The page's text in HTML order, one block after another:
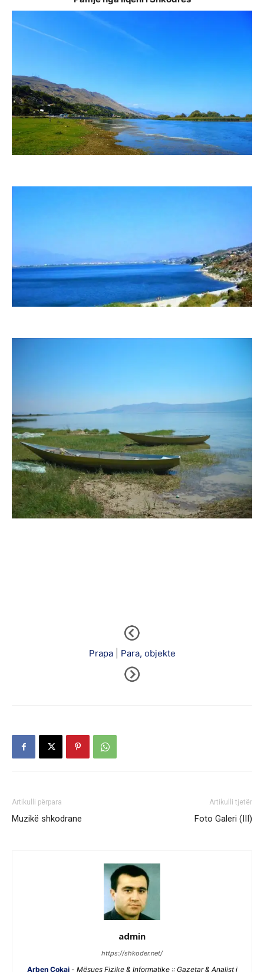
Prapa| Para, objekte
Artikulli përpara
Muzikë shkodrane
Artikulli tjetër
Foto Galeri (III)
admin
https://shkoder.net/
Arben Çokaj- Mësues Fizike & Informatike :: Gazetar & Analist i